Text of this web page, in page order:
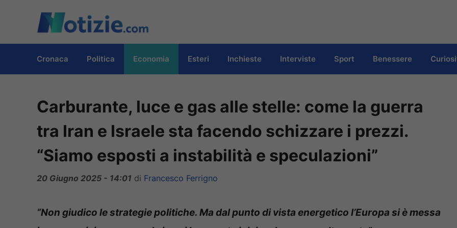
contenuto
Cronaca Politica Economia Esteri Inchieste Interviste Sport Benessere
Carburante, luce e gas alle stelle: come la guerra
tra Iran e Israele sta facendo schizzare i prezzi.
“Siamo esposti a instabilità e speculazioni”
20 Giugno 2025 - 14:01 di Francesco Ferrigno
“Non giudico le strategie politiche. Ma dal punto di vista energetico l’Europa si è messa